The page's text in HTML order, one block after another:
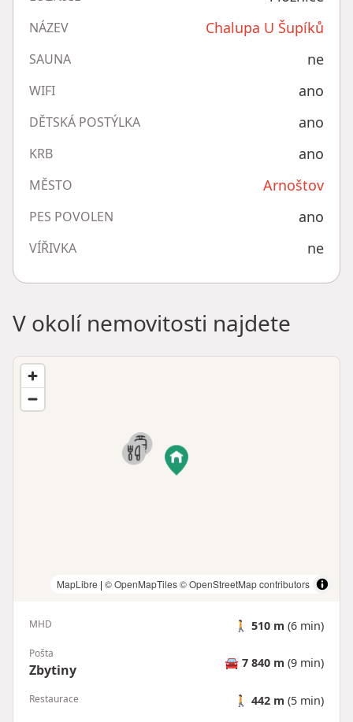
NÁZEV Chalupa U Šupíků
SAUNA ne
WIFI ano
DĚTSKÁ POSTÝLKA ano
KRB ano
MĚSTO Arnoštov
PES POVOLEN ano
VÍŘIVKA ne
V okolí nemovitosti najdete
MapLibre | © OpenMapTiles© OpenStreetMap contributors
MHD 🚶 510 m (6 min)
Pošta
Zbytiny 🚘 7 840 m (9 min)
Restaurace 🚶 442 m (5 min)